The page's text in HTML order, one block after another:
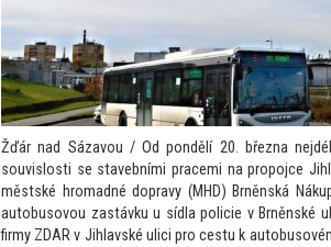
Žďár nad Sázavou / Od pondělí 20. března
souvislosti se stavebními pracemi na propojce
městské hromadné dopravy (MHD) Brněnská
autobusovou zastávku u sídla policie v Brněnské
firmy ZDAR v Jihlavské ulici pro cestu k au